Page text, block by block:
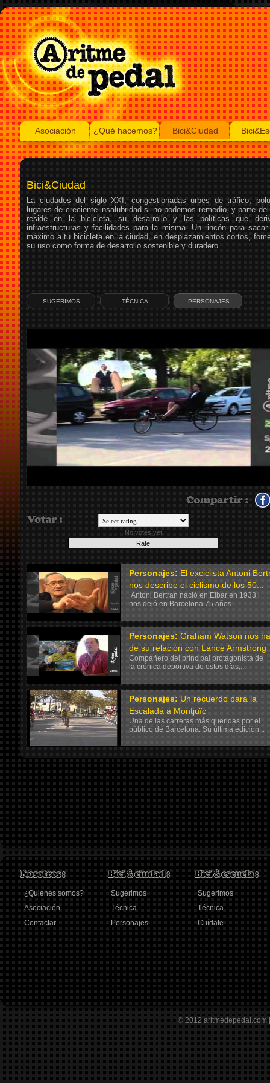
Asociación ¿Qué hacemos? Bici&Ciudad
Bici&Ciudad
La ciudades del siglo XXI, congestionadas urbes de tráfico,
lugares de creciente insalubridad si no podemos remedio, y parte
reside en la bicicleta, su desarrollo y las políticas que
infraestructuras y facilidades para la misma. Un rincón para sacar
máximo a tu bicicleta en la ciudad, en desplazamientos cortos,
su uso como forma de desarrollo sostenible y duradero.
SUGERIMOS TÉCNICA PERSONAJES
No votes yet
Personajes: El exciclista Antoni
nos describe el ciclismo de los 50...
Antoni Bertran nació en Eibar en 1933 i
nos dejó en Barcelona 75 años...
Personajes: Graham Watson nos
de su relación con Lance Armstrong
Compañero del principal protagonista de
la crónica deportiva de estos días,...
Personajes: Un recuerdo para la
Escalada a Montjuïc
Una de las carreras más queridas por el
público de Barcelona. Su última edición...
¿Quiénes somos?
Asociación
Contactar
Sugerimos
Técnica
Personajes
Sugerimos
Técnica
Cuídate
© 2012aritmedepedal.com